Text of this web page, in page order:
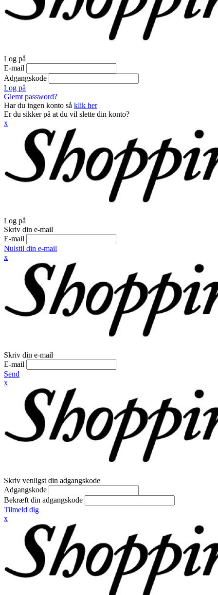
Log på
E-mail
Adgangskode
Log på
Glemt password?
Har du ingen konto så klik her
Er du sikker på at du vil slette din konto?
x
Log på
Skriv din e-mail
E-mail
Nulstil din e-mail
x
Skriv din e-mail
E-mail
Send
x
Skriv venligst din adgangskode
Adgangskode
Bekræft din adgangskode
Tilmeld dig
x